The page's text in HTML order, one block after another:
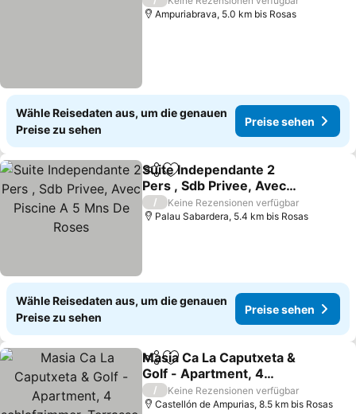
Ampuriabrava, 5.0 km bis Rosas
Wähle Reisedaten aus, um die genauen
Preise zu sehen
Preise sehen
TeilenZu Favoriten hinzufügen
Suite Independante 2
Pers , Sdb Privee, Avec
Piscine A 5 Mns De Roses
Preise sehen
/
Keine Rezensionen verfügbar
Palau Sabardera, 5.4 km bis Rosas
Wähle Reisedaten aus, um die genauen
Preise zu sehen
Preise sehen
TeilenZu Favoriten hinzufügen
Masia Ca La Caputxeta &
Golf - Apartment, 4
schlafzimmer, Terrasse,
Poolseite
Preise sehen
/
Keine Rezensionen verfügbar
Castellón de Ampurias, 8.5 km bis Rosas